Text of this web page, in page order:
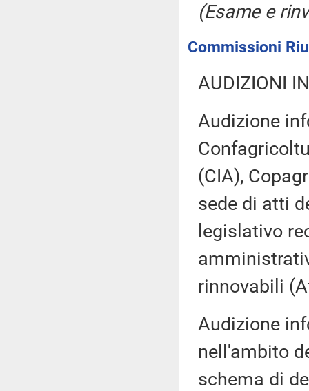
(Esame e
Commissioni
AUDIZIONI
Audizione
(CIA),
sede di atti
legislativo
rinnovabili
Audizione
nell'ambito
schema di